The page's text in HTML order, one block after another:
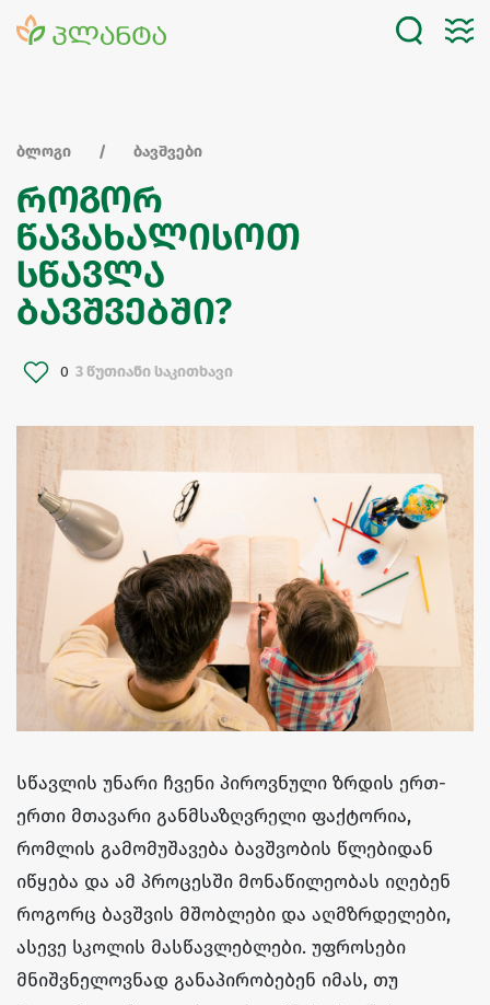
ბლოგი ბავშვები
როგორ
წავახალისოთ
სწავლა
ბავშვებში?
0 3 წუთიანი საკითხავი
სწავლის უნარი ჩვენი პიროვნული ზრდის ერთ-
ერთი მთავარი განმსაზღვრელი ფაქტორია,
რომლის გამომუშავება ბავშვობის წლებიდან
იწყება და ამ პროცესში მონაწილეობას იღებენ
როგორც ბავშვის მშობლები და აღმზრდელები,
ასევე სკოლის მასწავლებლები. უფროსები
მნიშვნელოვნად განაპირობებენ იმას, თუ